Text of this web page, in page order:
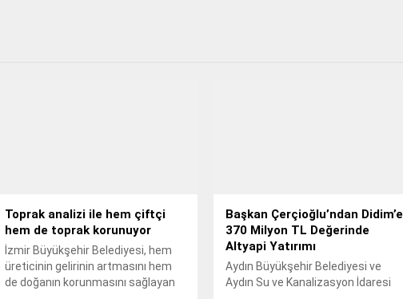
Toprak analizi ile hem çiftçi
hem de toprak korunuyor
İzmir Büyükşehir Belediyesi, hem
üreticinin gelirinin artmasını hem
de doğanın korunmasını sağlayan
Başkan Çerçioğlu’ndan Didim’e
370 Milyon TL Değerinde
Altyapi Yatırımı
Aydın Büyükşehir Belediyesi ve
Aydın Su ve Kanalizasyon İdaresi